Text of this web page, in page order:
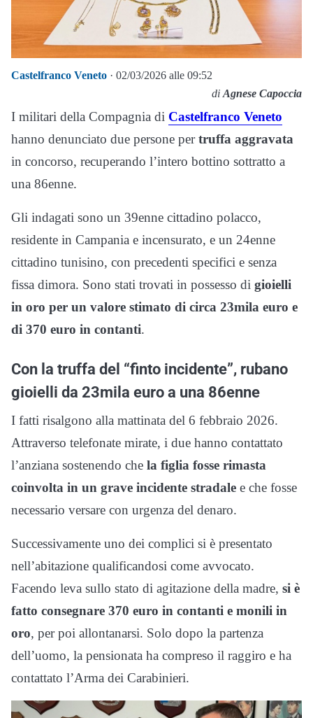
Castelfranco Veneto · 02/03/2026 alle 09:52
di Agnese Capoccia
I militari della Compagnia di Castelfranco Veneto
hanno denunciato due persone pertruffa aggravata
in concorso, recuperando l’intero bottino sottratto a
una 86enne.
Gli indagati sono un 39enne cittadino polacco,
residente in Campania e incensurato, e un 24enne
cittadino tunisino, con precedenti specifici e senza
fissa dimora. Sono stati trovati in possesso di gioielli
in oro per un valore stimato di circa 23mila euro e
di 370 euro in contanti.
Con la truffa del “finto incidente”, rubano
gioielli da 23mila euro a una 86enne
I fatti risalgono alla mattinata del 6 febbraio 2026.
Attraverso telefonate mirate, i due hanno contattato
l’anziana sostenendo che la figlia fosse rimasta
coinvolta in un grave incidente stradale e che fosse
necessario versare con urgenza del denaro.
Successivamente uno dei complici si è presentato
nell’abitazione qualificandosi come avvocato.
Facendo leva sullo stato di agitazione della madre, si è
fatto consegnare 370 euro in contanti e monili in
oro, per poi allontanarsi. Solo dopo la partenza
dell’uomo, la pensionata ha compreso il raggiro e ha
contattato l’Arma dei Carabinieri.